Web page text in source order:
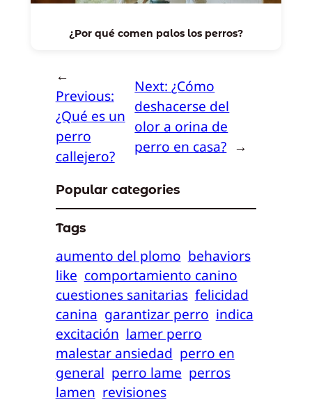
¿Por qué comen palos los perros?
←
Previous:
¿Qué es un
perro
callejero?
Next:¿Cómo
deshacerse del
olor a orina de
perro en casa? →
Popular categories
Tags
aumento del plomo behaviors
like comportamiento canino
cuestiones sanitarias felicidad
canina garantizar perro indica
excitación lamer perro
malestar ansiedad perro en
general perro lame perros
lamen revisiones